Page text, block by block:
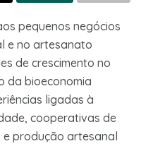
pequenos negócios
e no artesanato
de crescimento no
da bioeconomia
ligadas à
cooperativas de
produção artesanal